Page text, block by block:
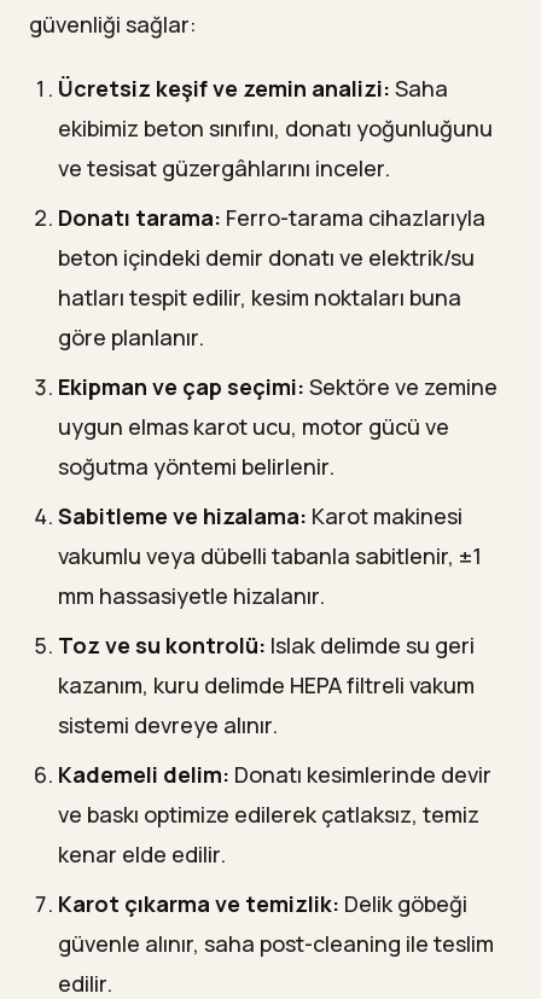
güvenliği sağlar:
Ücretsiz keşif ve zemin analizi: Saha
ekibimiz beton sınıfını, donatı yoğunluğunu
ve tesisat güzergâhlarını inceler.
Donatı tarama: Ferro-tarama cihazlarıyla
beton içindeki demir donatı ve elektrik/su
hatları tespit edilir, kesim noktaları buna
göre planlanır.
Ekipman ve çap seçimi: Sektöre ve zemine
uygun elmas karot ucu, motor gücü ve
soğutma yöntemi belirlenir.
Sabitleme ve hizalama: Karot makinesi
vakumlu veya dübelli tabanla sabitlenir, ±1
mm hassasiyetle hizalanır.
Toz ve su kontrolü: Islak delimde su geri
kazanım, kuru delimde HEPA filtreli vakum
sistemi devreye alınır.
Kademeli delim: Donatı kesimlerinde devir
ve baskı optimize edilerek çatlaksız, temiz
kenar elde edilir.
Karot çıkarma ve temizlik: Delik göbeği
güvenle alınır, saha post-cleaning ile teslim
edilir.